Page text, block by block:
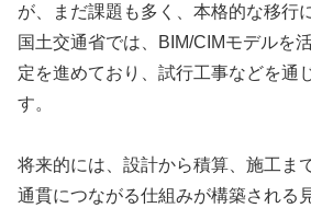
が、まだ課題も多く、本格的な移行
国土交通省では、BIM/CIMモデルを
定を進めており、試行工事などを通
す。
将来的には、設計から積算、施工ま
通貫につながる仕組みが構築される